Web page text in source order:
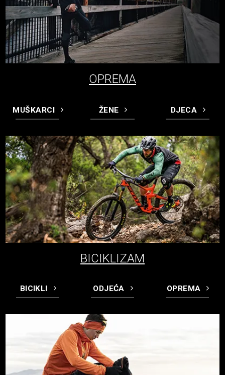
OPREMA
MUŠKARCI ŽENE DJECA
BICIKLIZAM
BICIKLI ODJEĆA OPREMA